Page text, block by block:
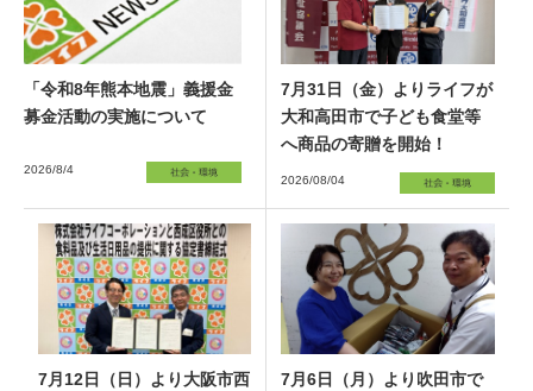
「令和8年熊本地震」義援金
募金活動の実施について
2026/8/4
7月31日（金）よりライフが
大和高田市で子ども食堂等
へ商品の寄贈を開始！
2026/08/04
7月12日（日）より大阪市西
7月6日（月）より吹田市で